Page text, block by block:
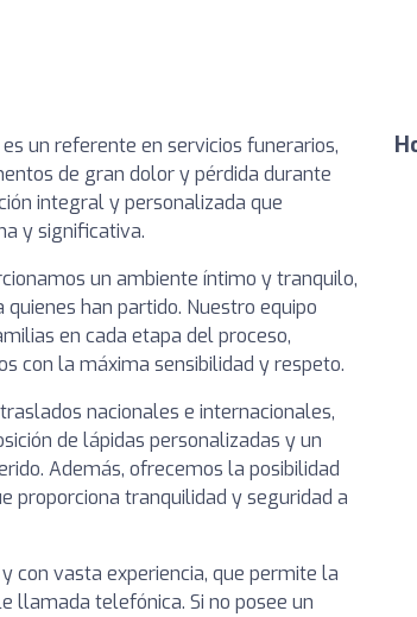
un referente en servicios funerarios,
de gran dolor y pérdida durante
integral y personalizada que
y significativa.
un ambiente íntimo y tranquilo,
han partido. Nuestro equipo
en cada etapa del proceso,
con la máxima sensibilidad y respeto.
nacionales e internacionales,
de lápidas personalizadas y un
Además, ofrecemos la posibilidad
proporciona tranquilidad y seguridad a
con vasta experiencia, que permite la
llamada telefónica. Si no posee un